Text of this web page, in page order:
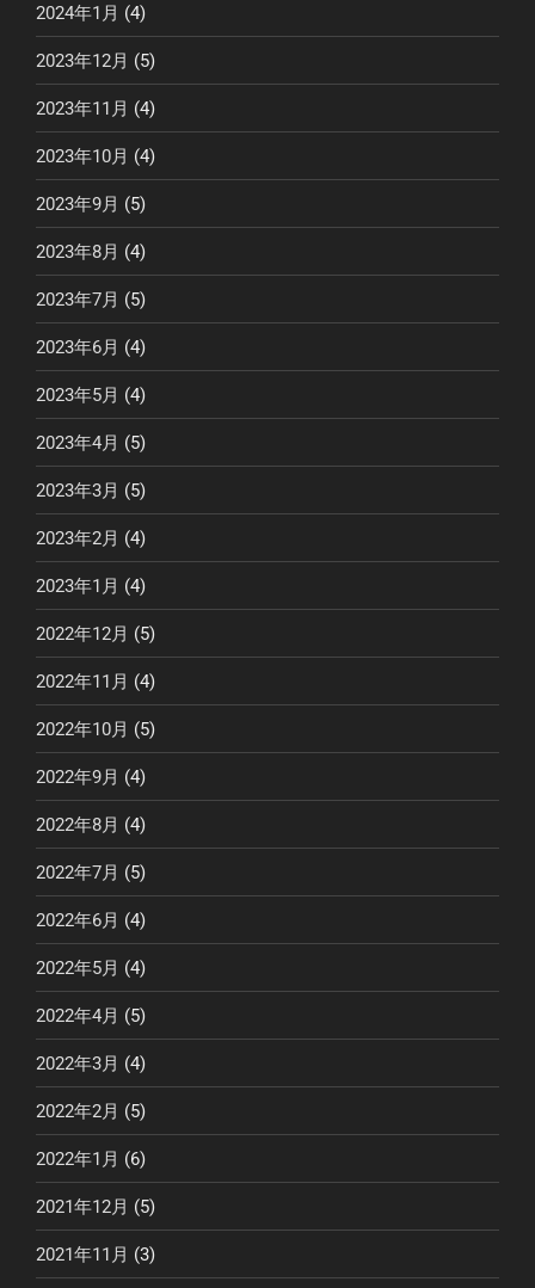
2024年1月 (4)
2023年12月 (5)
2023年11月 (4)
2023年10月 (4)
2023年9月 (5)
2023年8月 (4)
2023年7月 (5)
2023年6月 (4)
2023年5月 (4)
2023年4月 (5)
2023年3月 (5)
2023年2月 (4)
2023年1月 (4)
2022年12月 (5)
2022年11月 (4)
2022年10月 (5)
2022年9月 (4)
2022年8月 (4)
2022年7月 (5)
2022年6月 (4)
2022年5月 (4)
2022年4月 (5)
2022年3月 (4)
2022年2月 (5)
2022年1月 (6)
2021年12月 (5)
2021年11月 (3)